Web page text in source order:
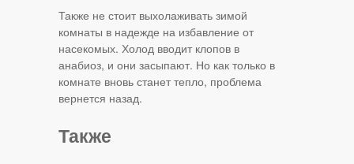
Также не стоит выхолаживать зимой
комнаты в надежде на избавление от
насекомых. Холод вводит клопов в
анабиоз, и они засыпают. Но как только в
комнате вновь станет тепло, проблема
вернется назад.
Также